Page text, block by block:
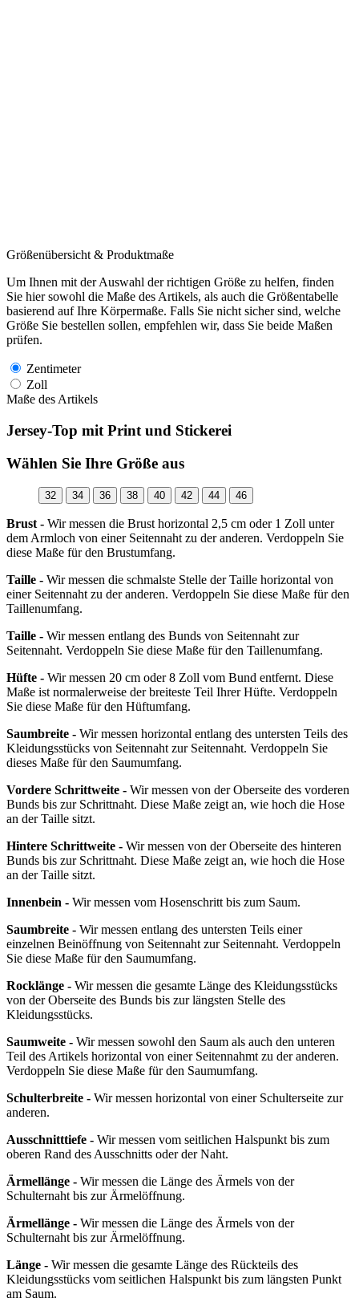
Größenübersicht & Produktmaße
Um Ihnen mit der Auswahl der richtigen Größe zu helfen, finden
Sie hier sowohl die Maße des Artikels, als auch die Größentabelle
basierend auf Ihre Körpermaße. Falls Sie nicht sicher sind, welche
Größe Sie bestellen sollen, empfehlen wir, dass Sie beide Maßen
prüfen.
Zentimeter
Zoll
Maße des Artikels
Jersey-Top mit Print und Stickerei
Wählen Sie Ihre Größe aus
32 34 36 38 40 42 44 46
Brust - Wir messen die Brust horizontal 2,5 cm oder 1 Zoll unter
dem Armloch von einer Seitennaht zu der anderen. Verdoppeln Sie
diese Maße für den Brustumfang.
Taille - Wir messen die schmalste Stelle der Taille horizontal von
einer Seitennaht zu der anderen. Verdoppeln Sie diese Maße für den
Taillenumfang.
Taille - Wir messen entlang des Bunds von Seitennaht zur
Seitennaht. Verdoppeln Sie diese Maße für den Taillenumfang.
Hüfte - Wir messen 20 cm oder 8 Zoll vom Bund entfernt. Diese
Maße ist normalerweise der breiteste Teil Ihrer Hüfte. Verdoppeln
Sie diese Maße für den Hüftumfang.
Saumbreite - Wir messen horizontal entlang des untersten Teils des
Kleidungsstücks von Seitennaht zur Seitennaht. Verdoppeln Sie
dieses Maße für den Saumumfang.
Vordere Schrittweite - Wir messen von der Oberseite des vorderen
Bunds bis zur Schrittnaht. Diese Maße zeigt an, wie hoch die Hose
an der Taille sitzt.
Hintere Schrittweite - Wir messen von der Oberseite des hinteren
Bunds bis zur Schrittnaht. Diese Maße zeigt an, wie hoch die Hose
an der Taille sitzt.
Innenbein - Wir messen vom Hosenschritt bis zum Saum.
Saumbreite - Wir messen entlang des untersten Teils einer
einzelnen Beinöffnung von Seitennaht zur Seitennaht. Verdoppeln
Sie diese Maße für den Saumumfang.
Rocklänge - Wir messen die gesamte Länge des Kleidungsstücks
von der Oberseite des Bunds bis zur längsten Stelle des
Kleidungsstücks.
Saumweite - Wir messen sowohl den Saum als auch den unteren
Teil des Artikels horizontal von einer Seitennahmt zu der anderen.
Verdoppeln Sie diese Maße für den Saumumfang.
Schulterbreite - Wir messen horizontal von einer Schulterseite zur
anderen.
Ausschnitttiefe - Wir messen vom seitlichen Halspunkt bis zum
oberen Rand des Ausschnitts oder der Naht.
Ärmellänge - Wir messen die Länge des Ärmels von der
Schulternaht bis zur Ärmelöffnung.
Ärmellänge - Wir messen die Länge des Ärmels von der
Schulternaht bis zur Ärmelöffnung.
Länge - Wir messen die gesamte Länge des Rückteils des
Kleidungsstücks vom seitlichen Halspunkt bis zum längsten Punkt
am Saum.